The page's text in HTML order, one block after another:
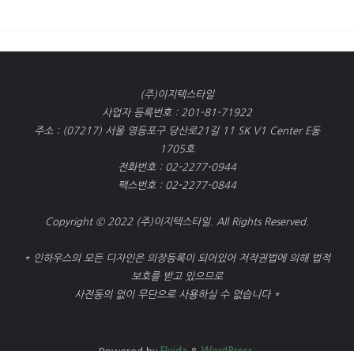
(주)이지텍스타일
사업자 등록번호 : 201-81-71922
주소 : (07217) 서울 영등포구 당산로21길 11 SK V1 Center E동
1705호
전화번호 : 02-2277-0944
팩스번호 : 02-2277-0844
Copyright © 2022 (주)이지텍스타일. All Rights Reserved.
* 인하우스의 모든 디자인은 의장등록이 되어있어 저작권법에 의해 법적
보호를 받고 있으므로
사전동의 없이 무단으로 사용하실 수 없습니다 *